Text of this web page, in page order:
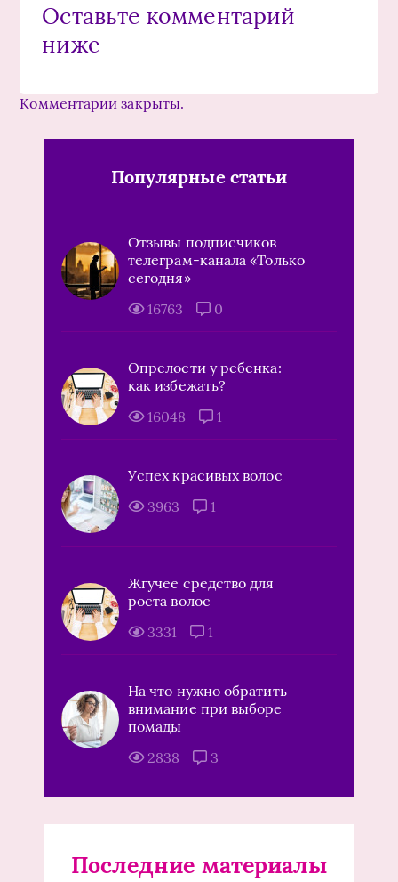
Оставьте комментарий
ниже
Комментарии закрыты.
Популярные статьи
Отзывы подписчиков
телеграм-канала «Только
сегодня»
16763
0
Опрелости у ребенка:
как избежать?
16048
1
Успех красивых волос
3963
1
Жгучее средство для
роста волос
3331
1
На что нужно обратить
внимание при выборе
помады
2838
3
Последние материалы